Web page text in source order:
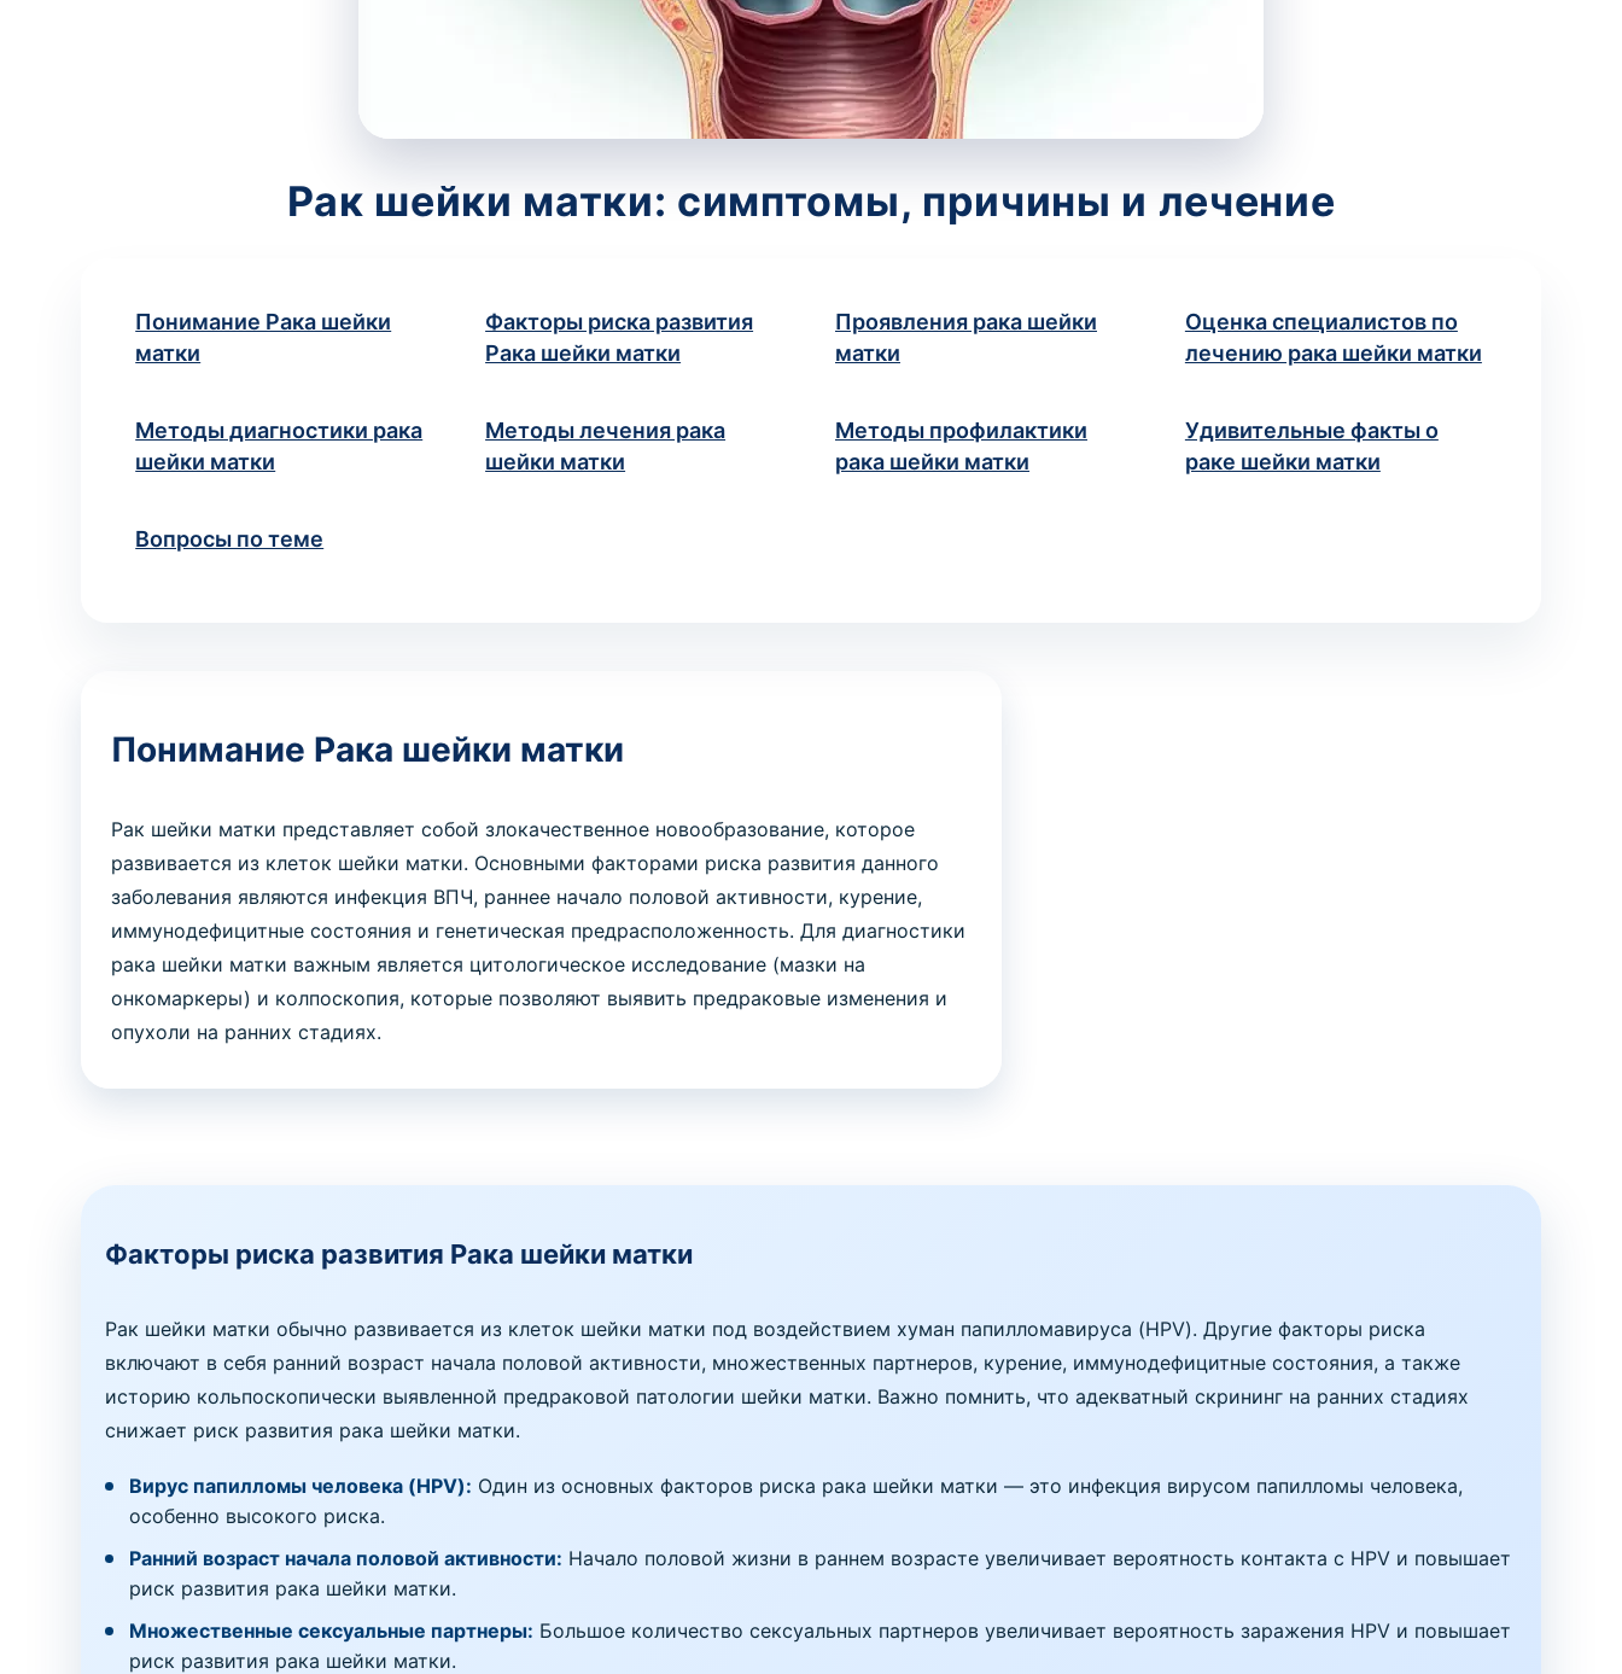
Рак шейки матки: симптомы, причины и лечение
Понимание Рака шейки
матки
Факторы риска развития
Рака шейки матки
Проявления рака шейки
матки
Оценка специалистов по
лечению рака шейки матки
Методы диагностики рака
шейки матки
Методы лечения рака
шейки матки
Методы профилактики
рака шейки матки
Удивительные факты о
раке шейки матки
Вопросы по теме
Понимание Рака шейки матки
Рак шейки матки представляет собой злокачественное новообразование, которое
развивается из клеток шейки матки. Основными факторами риска развития данного
заболевания являются инфекция ВПЧ, раннее начало половой активности, курение,
иммунодефицитные состояния и генетическая предрасположенность. Для диагностики
рака шейки матки важным является цитологическое исследование (мазки на
онкомаркеры) и колпоскопия, которые позволяют выявить предраковые изменения и
опухоли на ранних стадиях.
Факторы риска развития Рака шейки матки
Рак шейки матки обычно развивается из клеток шейки матки под воздействием хуман папилломавируса (HPV). Другие факторы риска
включают в себя ранний возраст начала половой активности, множественных партнеров, курение, иммунодефицитные состояния, а также
историю кольпоскопически выявленной предраковой патологии шейки матки. Важно помнить, что адекватный скрининг на ранних стадиях
снижает риск развития рака шейки матки.
Вирус папилломы человека (HPV): Один из основных факторов риска рака шейки матки — это инфекция вирусом папилломы человека,
особенно высокого риска.
Ранний возраст начала половой активности: Начало половой жизни в раннем возрасте увеличивает вероятность контакта с HPV и повышает
риск развития рака шейки матки.
Множественные сексуальные партнеры: Большое количество сексуальных партнеров увеличивает вероятность заражения HPV и повышает
риск развития рака шейки матки.